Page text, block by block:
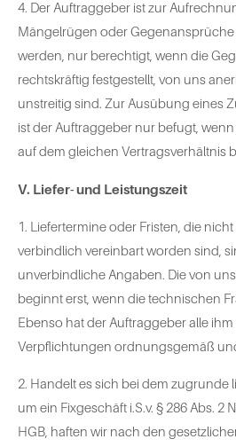
4. Der Auftraggeber ist zur
Mängelrügen oder
werden, nur berechtigt, wenn die
rechtskräftig festgestellt, von uns
unstreitig sind. Zur Ausübung eines
ist der Auftraggeber nur befugt,
auf dem gleichen Vertragsverhältnis
V. Liefer- und Leistungszeit
1. Liefertermine oder Fristen, die
verbindlich vereinbart worden sind,
unverbindliche Angaben. Die von
beginnt erst, wenn die technischen
Ebenso hat der Auftraggeber alle
Verpflichtungen ordnungsgemäß
2. Handelt es sich bei dem zugrunde
um ein Fixgeschäft i.S.v. § 286 Abs. 2
HGB, haften wir nach den